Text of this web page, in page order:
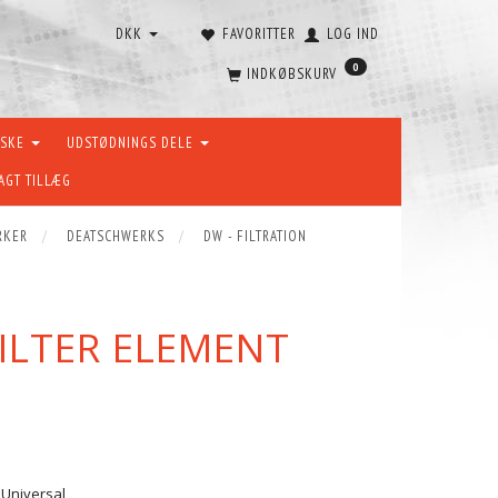
FAVORITTER LOG IND
DKK
INDKØBSKURV 0
UDSTØDNINGS DELE
TILLÆG
DEATSCHWERKS DW - FILTRATION
ELEMENT